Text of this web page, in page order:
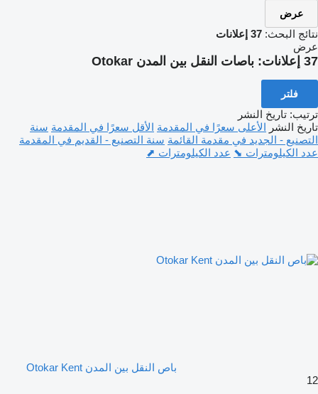
عرض
نتائج البحث: 37 إعلانات
عرض
37 إعلانات: باصات النقل بين المدن Otokar
فلتر
ترتيب: تاريخ النشر
تاريخ النشر الأعلى سعرًا في المقدمة الأقل سعرًا في المقدمة سنة
التصنيع - الجديد في مقدمة القائمة سنة التصنيع - القديم في المقدمة
عدد الكيلومترات ⬊ عدد الكيلومترات ⬈
باص النقل بين المدن Otokar Kent
12